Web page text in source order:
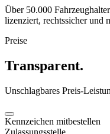
Über 50.000
lizenziert, rechtssicher und
Preise
Transparent.
Unschlagbares Preis-
Kennzeichen mitbestellen